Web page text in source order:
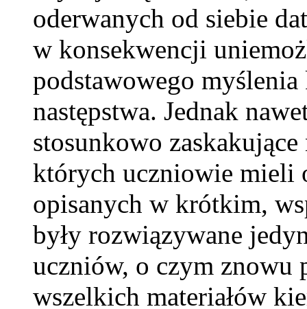
oderwanych od siebie
w konsekwencji
podstawowego
następstwa. Jednak
stosunkowo
których uczniowie mieli
opisanych w krótkim,
były rozwiązywane
uczniów, o czym znowu
wszelkich materiałów